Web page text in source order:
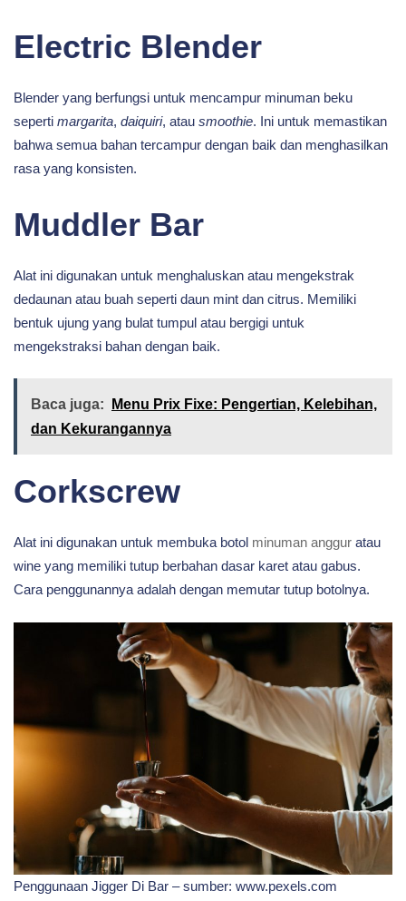
Electric Blender
Blender yang berfungsi untuk mencampur minuman beku
seperti margarita, daiquiri, atau smoothie. Ini untuk memastikan
bahwa semua bahan tercampur dengan baik dan menghasilkan
rasa yang konsisten.
Muddler Bar
Alat ini digunakan untuk menghaluskan atau mengekstrak
dedaunan atau buah seperti daun mint dan citrus. Memiliki
bentuk ujung yang bulat tumpul atau bergigi untuk
mengekstraksi bahan dengan baik.
Baca juga:
Menu Prix Fixe: Pengertian, Kelebihan,
dan Kekurangannya
Corkscrew
Alat ini digunakan untuk membuka botol minuman anggur atau
wine yang memiliki tutup berbahan dasar karet atau gabus.
Cara penggunannya adalah dengan memutar tutup botolnya.
Penggunaan Jigger Di Bar – sumber: www.pexels.com